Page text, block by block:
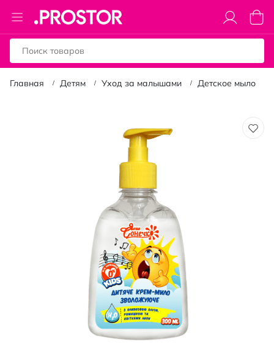
Toggle
Nav
Моя
Главная Детям Уход за малышами Детское мыло